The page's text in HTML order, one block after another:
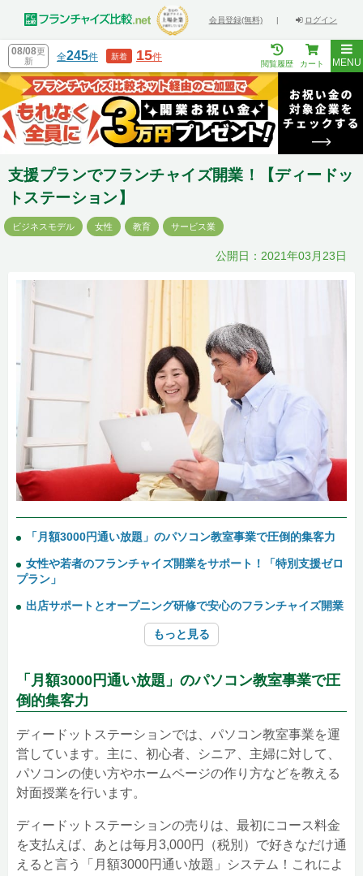
会員登録(無料) | ログイン
08/08更
新
全245件 新着 15件
閲覧履歴 カート MENU
支援プランでフランチャイズ開業！【ディードッ
トステーション】
ビジネスモデル 女性 教育 サービス業
公開日：2021年03月23日
「月額3000円通い放題」のパソコン教室事業で圧倒的集客力
女性や若者のフランチャイズ開業をサポート！「特別支援ゼロ
プラン」
出店サポートとオープニング研修で安心のフランチャイズ開業
もっと見る
「月額3000円通い放題」のパソコン教室事業で圧
倒的集客力
ディードットステーションでは、パソコン教室事業を運
営しています。主に、初心者、シニア、主婦に対して、
パソコンの使い方やホームページの作り方などを教える
対面授業を行います。
ディードットステーションの売りは、最初にコース料金
を支払えば、あとは毎月3,000円（税別）で好きなだけ通
えると言う「月額3000円通い放題」システム！これによ